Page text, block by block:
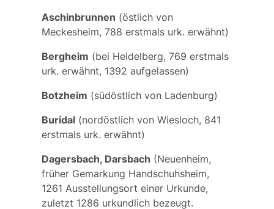
Aschinbrunnen (östlich von
Meckesheim, 788 erstmals urk. erwähnt)
Bergheim (bei Heidelberg, 769 erstmals
urk. erwähnt, 1392 aufgelassen)
Botzheim (südöstlich von Ladenburg)
Buridal(nordöstlich von Wiesloch, 841
erstmals urk. erwähnt)
Dagersbach, Darsbach (Neuenheim,
früher Gemarkung Handschuhsheim,
1261 Ausstellungsort einer Urkunde,
zuletzt 1286 urkundlich bezeugt.